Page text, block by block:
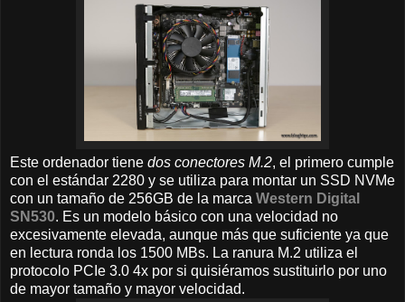
Este ordenador tiene dos conectores M.2, el primero cumple
con el estándar 2280 y se utiliza para montar un SSD NVMe
con un tamaño de 256GB de la marca Western Digital
SN530. Es un modelo básico con una velocidad no
excesivamente elevada, aunque más que suficiente ya que
en lectura ronda los 1500 MBs. La ranura M.2 utiliza el
protocolo PCIe 3.0 4x por si quisiéramos sustituirlo por uno
de mayor tamaño y mayor velocidad.